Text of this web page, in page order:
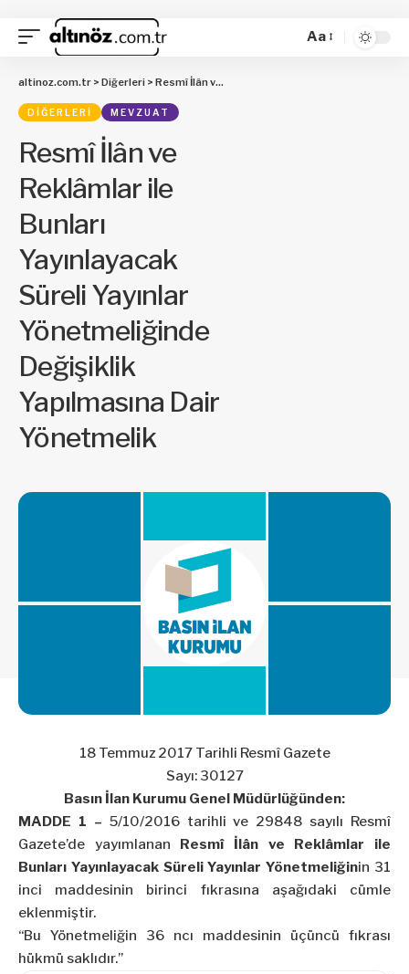
Aa
altinoz.com.tr > Diğerleri > Resmî İlân ve Reklâmlar ile Bunları Yayınlayacak Süreli Yayınlar Yönetmeliğinde Değişiklik Yapılmasına Dair Yönetmelik
DIĞERLERI MEVZUAT
Resmî İlân ve
Reklâmlar ile
Bunları
Yayınlayacak
Süreli Yayınlar
Yönetmeliğinde
Değişiklik
Yapılmasına Dair
Yönetmelik
18 Temmuz 2017 Tarihli Resmî Gazete
Sayı: 30127
Basın İlan Kurumu Genel Müdürlüğünden:
MADDE 1 – 5/10/2016 tarihli ve 29848 sayılı Resmî
Gazete’de yayımlanan Resmî İlân ve Reklâmlar ile
Bunları Yayınlayacak Süreli Yayınlar Yönetmeliğinin 31
inci maddesinin birinci fıkrasına aşağıdaki cümle
eklenmiştir.
“Bu Yönetmeliğin 36 ncı maddesinin üçüncü fıkrası
hükmü saklıdır.”